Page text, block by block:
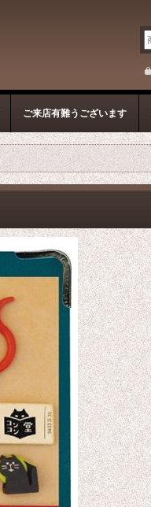
ご来店有難うございます